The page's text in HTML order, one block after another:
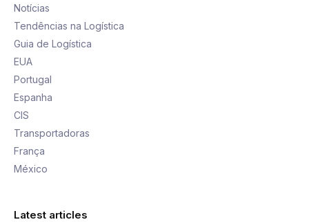
Notícias
Tendências na Logística
Guia de Logística
EUA
Portugal
Espanha
CIS
Transportadoras
França
México
Latest articles